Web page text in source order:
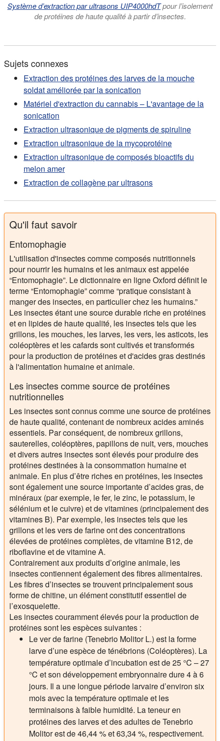
Système d’extraction par ultrasons UIP4000hdTpour l’isolement
de protéines de haute qualité à partir d’insectes.
Sujets connexes
Extraction des protéines des larves de la mouche
soldat améliorée par la sonication
Matériel d'extraction du cannabis – L'avantage de la
sonication
Extraction ultrasonique de pigments de spiruline
Extraction ultrasonique de la mycoprotéine
Extraction ultrasonique de composés bioactifs du
melon amer
Extraction de collagène par ultrasons
Qu'il faut savoir
Entomophagie
L'utilisation d'insectes comme composés nutritionnels
pour nourrir les humains et les animaux est appelée
“Entomophagie”. Le dictionnaire en ligne Oxford définit le
terme “Entomophagie” comme “pratique consistant à
manger des insectes, en particulier chez les humains.”
Les insectes étant une source durable riche en protéines
et en lipides de haute qualité, les insectes tels que les
grillons, les mouches, les larves, les vers, les asticots, les
coléoptères et les cafards sont cultivés et transformés
pour la production de protéines et d'acides gras destinés
à l'alimentation humaine et animale.
Les insectes comme source de protéines
nutritionnelles
Les insectes sont connus comme une source de protéines
de haute qualité, contenant de nombreux acides aminés
essentiels. Par conséquent, de nombreux grillons,
sauterelles, coléoptères, papillons de nuit, vers, mouches
et divers autres insectes sont élevés pour produire des
protéines destinées à la consommation humaine et
animale. En plus d’être riches en protéines, les insectes
sont également une source importante d’acides gras, de
minéraux (par exemple, le fer, le zinc, le potassium, le
sélénium et le cuivre) et de vitamines (principalement des
vitamines B). Par exemple, les insectes tels que les
grillons et les vers de farine ont des concentrations
élevées de protéines complètes, de vitamine B12, de
riboflavine et de vitamine A.
Contrairement aux produits d’origine animale, les
insectes contiennent également des fibres alimentaires.
Les fibres d’insectes se trouvent principalement sous
forme de chitine, un élément constitutif essentiel de
l’exosquelette.
Les insectes couramment élevés pour la production de
protéines sont les espèces suivantes :
Le ver de farine (Tenebrio Molitor L.) est la forme
larve d’une espèce de ténébrions (Coléoptères). La
température optimale d’incubation est de 25 °C – 27
°C et son développement embryonnaire dure 4 à 6
jours. Il a une longue période larvaire d’environ six
mois avec la température optimale et les
terminaisons à faible humidité. La teneur en
protéines des larves et des adultes de Tenebrio
Molitor est de 46,44 % et 63,34 %, respectivement.